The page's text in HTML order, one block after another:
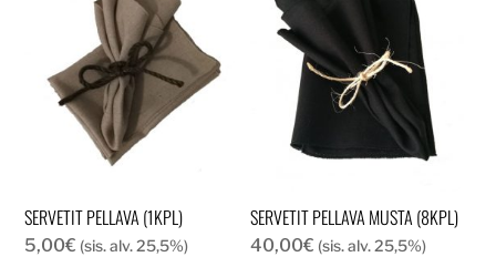
SERVETIT PELLAVA (1KPL)
5,00€ (sis. alv. 25,5%)
SERVETIT PELLAVA MUSTA (8KPL)
40,00€ (sis. alv. 25,5%)